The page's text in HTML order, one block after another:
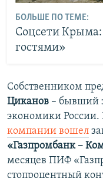
БОЛЬШЕ ПО ТЕМЕ:
Соцсети Крыма:
гостями»
Собственником
Циканов – бывший
экономики России.
компании вошел
«Газпромбанк –
месяцев ПИФ
стопроцентный